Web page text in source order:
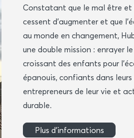
Constatant que le mal être et
cessent d'augmenter et que
au monde en changement,
une double mission : enrayer
croissant des enfants pour
épanouis, confiants dans
entrepreneurs de leur vie et
durable.
Plus d'informations